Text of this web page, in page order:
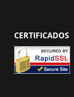
CERTIFICADOS